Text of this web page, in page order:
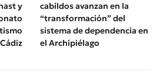
y
cabildos avanzan en la
“transformación” del
sistema de dependencia en
el Archipiélago